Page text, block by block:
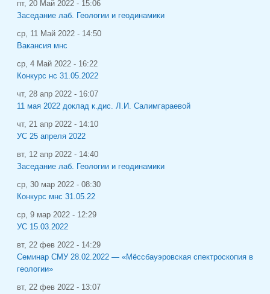
пт, 20 Май 2022 - 15:06
Заседание лаб. Геологии и геодинамики
ср, 11 Май 2022 - 14:50
Вакансия мнс
ср, 4 Май 2022 - 16:22
Конкурс нс 31.05.2022
чт, 28 апр 2022 - 16:07
11 мая 2022 доклад к.дис. Л.И. Салимгараевой
чт, 21 апр 2022 - 14:10
УС 25 апреля 2022
вт, 12 апр 2022 - 14:40
Заседание лаб. Геологии и геодинамики
ср, 30 мар 2022 - 08:30
Конкурс мнс 31.05.22
ср, 9 мар 2022 - 12:29
УС 15.03.2022
вт, 22 фев 2022 - 14:29
Семинар СМУ 28.02.2022 — «Мёссбауэровская спектроскопия в
геологии»
вт, 22 фев 2022 - 13:07